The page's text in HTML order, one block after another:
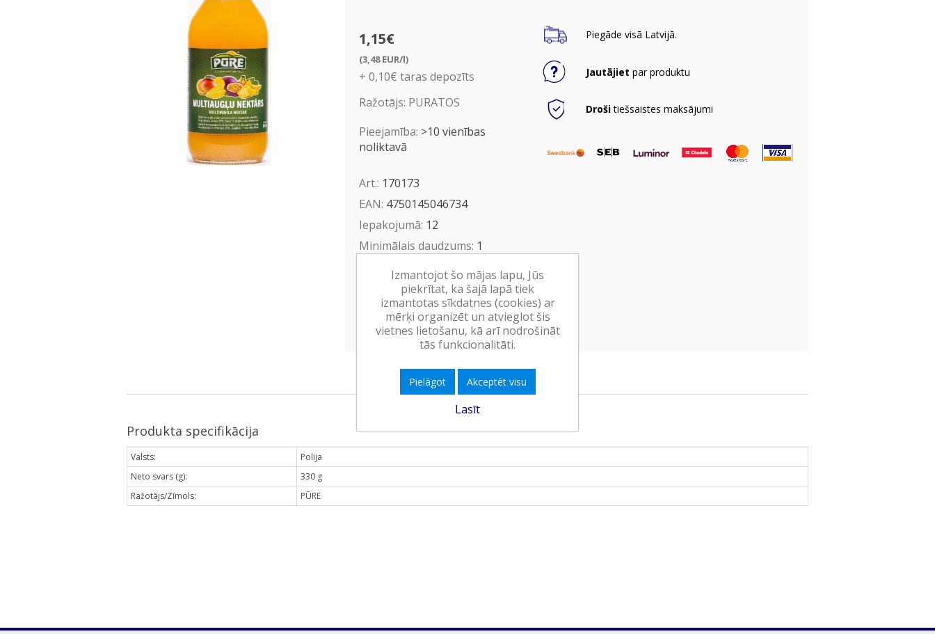
1,15€
(3,48 EUR/l)
+ 0,10€ taras depozīts
Ražotājs: PURATOS
Pieejamība: >10 vienības
noliktavā
Art.: 170173
EAN: 4750145046734
Iepakojumā: 12
Minimālais daudzums: 1
Minimālais preces derīguma
termiņš:16.07.2027
Ielikt grozā
Piegāde visā Latvijā.
Jautājiet par produktu
Drošitiešsaistes maksājumi
Produkta specifikācija
Valsts:
Polija
Neto svars (g):
330 g
Ražotājs/Zīmols:
PŪRE
Izmantojot šo mājas lapu, Jūs
piekrītat, ka šajā lapā tiek
izmantotas sīkdatnes (cookies) ar
mērķi organizēt un atvieglot šis
vietnes lietošanu, kā arī nodrošināt
tās funkcionalitāti.
Pielāgot Akceptēt visu
Lasīt